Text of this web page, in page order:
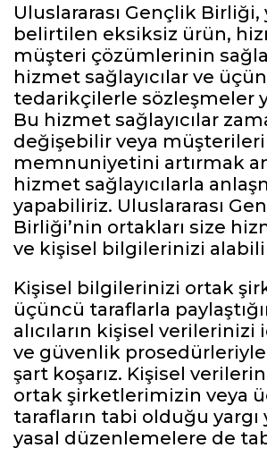
Uluslararası Gençlik Birliği,
belirtilen eksiksiz ürün,
müşteri çözümlerinin
hizmet sağlayıcılar ve
tedarikçilerle sözleşmeler
Bu hizmet sağlayıcılar
değişebilir veya
memnuniyetini artırmak
hizmet sağlayıcılarla
yapabiliriz. Uluslararası
Birliği’nin ortakları size
ve kişisel bilgilerinizi
Kişisel bilgilerinizi ortak
üçüncü taraflarla
alıcıların kişisel
ve güvenlik prosedürleriyle
şart koşarız. Kişisel
ortak şirketlerimizin veya
tarafların tabi olduğu
yasal düzenlemelere de